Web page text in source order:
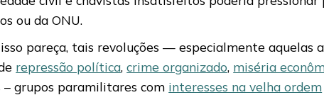
ou da ONU.
pareça, tais revoluções — especialmente
repressão política,crime organizado, miséria
– grupos paramilitares com interesses na velha ordem